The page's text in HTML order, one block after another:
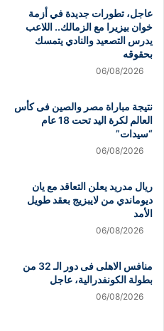
عاجل، تطورات جديدة في أزمة
خوان بيزيرا مع الزمالك.. اللاعب
يدرس التصعيد والنادي يتمسك
بحقوقه
06/08/2026
نتيجة مباراة مصر والصين فى كأس
العالم لكرة اليد تحت 18 عام
“سيدات”
06/08/2026
ريال مدريد يعلن التعاقد مع يان
ديوماندي من لايبزيج بعقد طويل
الأمد
06/08/2026
منافس الاهلى فى دور الـ 32 من
بطولة الكونفدرالية، عاجل
06/08/2026